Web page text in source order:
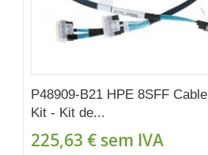
P48909-B21 HPE 8SFF Cable
Kit - Kit de...
225,63 € sem IVA